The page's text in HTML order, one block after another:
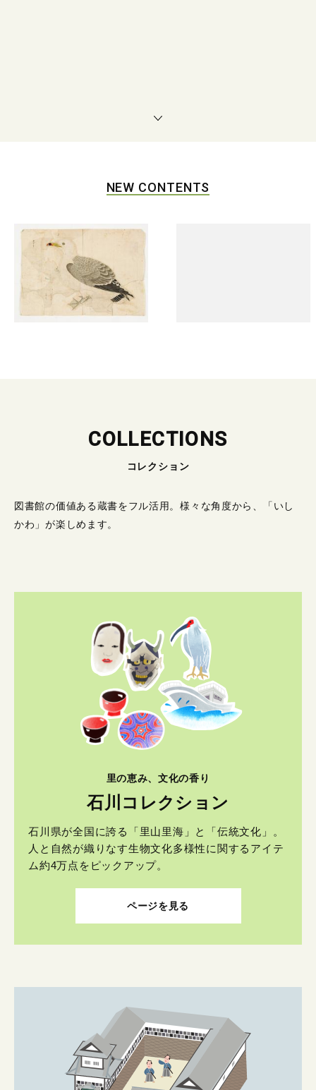
NEW CONTENTS
COLLECTIONS
コレクション
図書館の価値ある蔵書をフル活用。様々な角度から、「いし
かわ」が楽しめます。
里の恵み、文化の香り
石川コレクション
石川県が全国に誇る「里山里海」と「伝統文化」。
人と自然が織りなす生物文化多様性に関するアイテ
ム約4万点をピックアップ。
ページを見る